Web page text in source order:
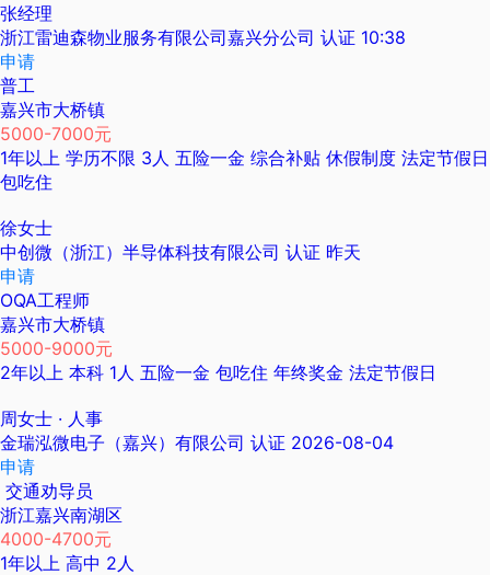
张经理
浙江雷迪森物业服务有限公司嘉兴分公司 认证 10:38
申请
普工
嘉兴市大桥镇
5000-7000元
1年以上 学历不限 3人 五险一金 综合补贴 休假制度 法定节假日
包吃住
徐女士
中创微（浙江）半导体科技有限公司 认证 昨天
申请
OQA工程师
嘉兴市大桥镇
5000-9000元
2年以上 本科 1人 五险一金 包吃住 年终奖金 法定节假日
周女士 · 人事
金瑞泓微电子（嘉兴）有限公司 认证 2026-08-04
申请
交通劝导员
浙江嘉兴南湖区
4000-4700元
1年以上 高中 2人